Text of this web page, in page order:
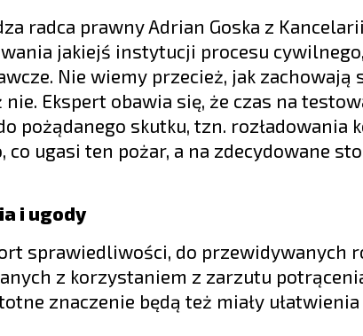
radca prawny Adrian Goska z
jakiejś instytucji procesu
Nie wiemy przecież, jak zachowają
Ekspert obawia się, że czas na
pożądanego skutku, tzn. rozładowania
co ugasi ten pożar, a na zdecydowane
i ugody
sprawiedliwości, do przewidywanych
z korzystaniem z zarzutu
znaczenie będą też miały